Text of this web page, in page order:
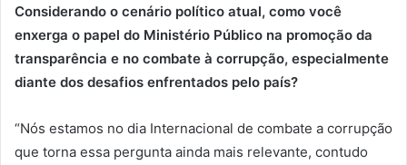
Considerando o cenário político atual, como você
enxerga o papel do Ministério Público na promoção da
transparência e no combate à corrupção, especialmente
diante dos desafios enfrentados pelo país?
“Nós estamos no dia Internacional de combate a corrupção
que torna essa pergunta ainda mais relevante, contudo